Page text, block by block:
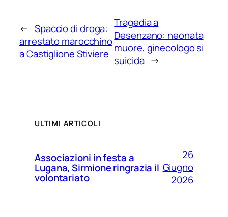
← Spaccio di droga:
arrestato marocchino
a Castiglione Stiviere
Tragedia a
Desenzano: neonata
muore, ginecologo si
suicida →
ULTIMI ARTICOLI
Associazioni in festa a
Lugana, Sirmione ringrazia il
volontariato
26
Giugno
2026